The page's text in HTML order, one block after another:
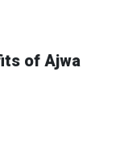
of Ajwa